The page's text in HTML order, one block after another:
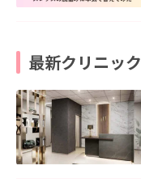
最新クリニック